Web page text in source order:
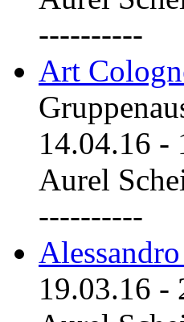
----------
Art
14.04.16 -
Aurel
----------
19.03.16 -